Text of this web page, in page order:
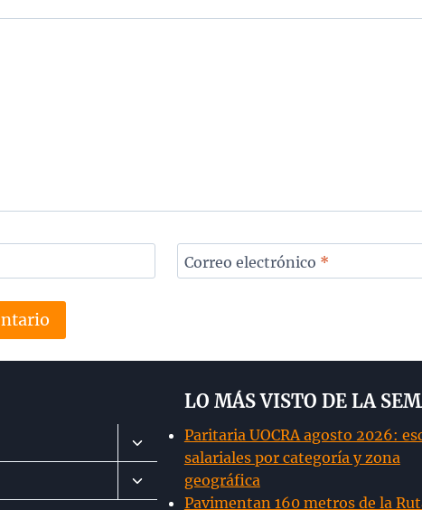
Correo electrónico *
Alternar
menú
hijo
Alternar
menú
LO MÁS VISTO DE LA
Paritaria UOCRA agosto 2026:
salariales por categoría y zona
geográfica
Pavimentan 160 metros de la